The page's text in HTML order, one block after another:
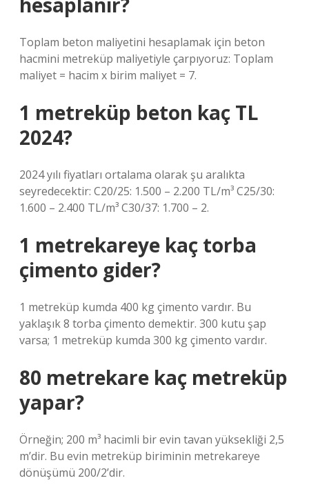
Toplam beton maliyetini hesaplamak için beton
hacmini metreküp maliyetiyle çarpıyoruz: Toplam
maliyet = hacim x birim maliyet = 7.
1 metreküp beton kaç TL
2024?
2024 yılı fiyatları ortalama olarak şu aralıkta
seyredecektir: C20/25: 1.500 – 2.200 TL/m³ C25/30:
1.600 – 2.400 TL/m³ C30/37: 1.700 – 2.
1 metrekareye kaç torba
çimento gider?
1 metreküp kumda 400 kg çimento vardır. Bu
yaklaşık 8 torba çimento demektir. 300 kutu şap
varsa; 1 metreküp kumda 300 kg çimento vardır.
80 metrekare kaç metreküp
yapar?
Örneğin; 200 m³ hacimli bir evin tavan yüksekliği 2,5
m’dir. Bu evin metreküp biriminin metrekareye
dönüşümü 200/2’dir.